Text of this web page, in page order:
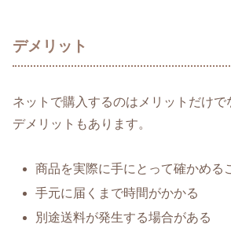
デメリット
ネットで購入するのはメリットだけで
デメリットもあります。
商品を実際に手にとって確かめる
手元に届くまで時間がかかる
別途送料が発生する場合がある